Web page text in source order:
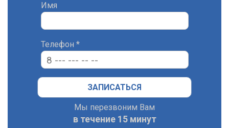
Имя
Телефон *
Мы перезвоним Вам
в течение 15 минут